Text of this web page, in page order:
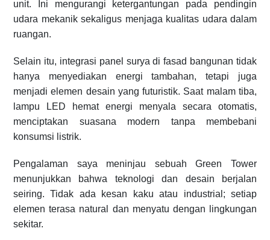
unit. Ini mengurangi ketergantungan pada pendingin
udara mekanik sekaligus menjaga kualitas udara dalam
ruangan.
Selain itu, integrasi panel surya di fasad bangunan tidak
hanya menyediakan energi tambahan, tetapi juga
menjadi elemen desain yang futuristik. Saat malam tiba,
lampu LED hemat energi menyala secara otomatis,
menciptakan suasana modern tanpa membebani
konsumsi listrik.
Pengalaman saya meninjau sebuah Green Tower
menunjukkan bahwa teknologi dan desain berjalan
seiring. Tidak ada kesan kaku atau industrial; setiap
elemen terasa natural dan menyatu dengan lingkungan
sekitar.